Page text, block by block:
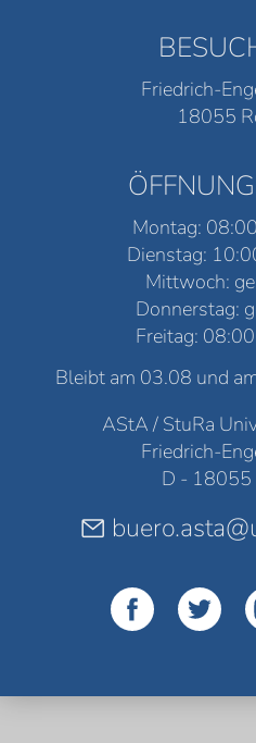
Friedrich-
18055
Montag:
Dienstag:
Mittwoch:
Donnerstag:
Freitag:
Bleibt am 03.08 und
AStA / StuRa
Friedrich-
D - 18055